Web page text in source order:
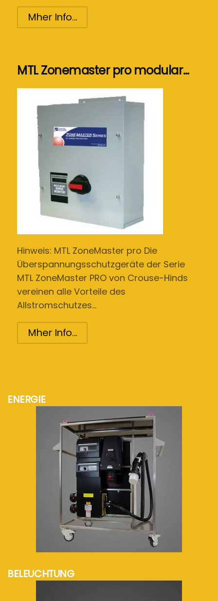
Mher Info...
MTL Zonemaster pro modular…
Hinweis: MTL ZoneMaster pro Die
Überspannungsschutzgeräte der Serie
MTL ZoneMaster PRO von Crouse-Hinds
vereinen alle Vorteile des
Allstromschutzes…
Mher Info...
ENERGIE
BELEUCHTUNG